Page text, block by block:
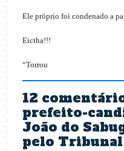
Ele próprio foi condenado a
Eictha!!!
“Torrou
12
prefeito-
João do
pelo Tribunal